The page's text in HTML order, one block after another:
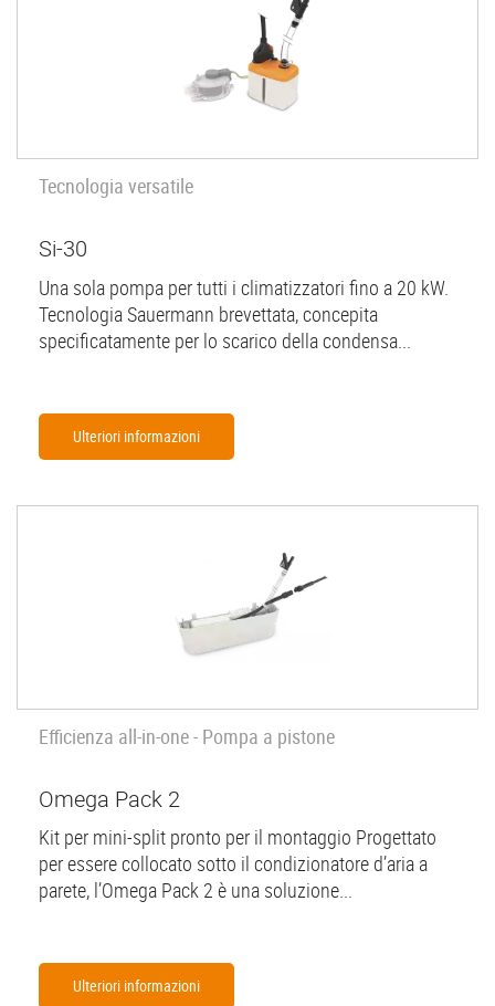
Tecnologia versatile
Si-30
Una sola pompa per tutti i climatizzatori fino a 20 kW.
Tecnologia Sauermann brevettata, concepita
specificatamente per lo scarico della condensa...
Ulteriori informazioni
Efficienza all-in-one - Pompa a pistone
Omega Pack 2
Kit per mini-split pronto per il montaggio Progettato
per essere collocato sotto il condizionatore d’aria a
parete, l’Omega Pack 2 è una soluzione...
Ulteriori informazioni